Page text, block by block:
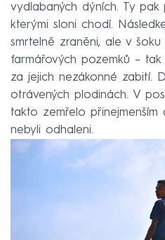
vydlabaných dýních. Ty pak
kterými sloni chodí.
smrtelně zraněni, ale v
farmářových pozemků –
za jejich nezákonné zabití.
otrávených plodinách. V
takto zemřelo přinejmenším
nebyli odhaleni.